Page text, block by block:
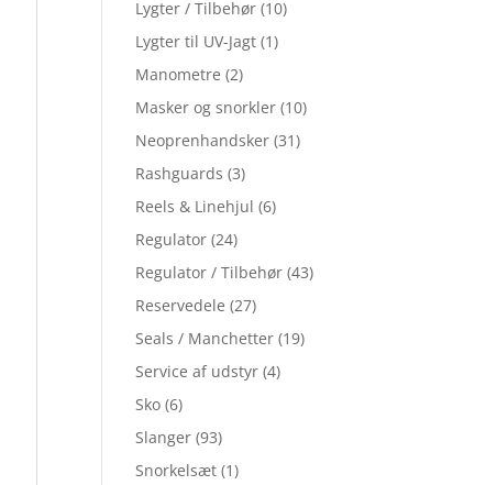
Lygter / Tilbehør (10)
Lygter til UV-Jagt (1)
Manometre (2)
Masker og snorkler (10)
Neoprenhandsker (31)
Rashguards (3)
Reels & Linehjul (6)
Regulator (24)
Regulator / Tilbehør (43)
Reservedele (27)
Seals / Manchetter (19)
Service af udstyr (4)
Sko (6)
Slanger (93)
Snorkelsæt (1)